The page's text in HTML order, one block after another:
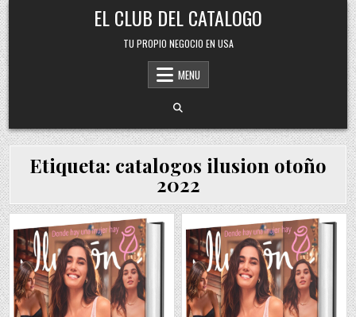
Skip
to
content
EL CLUB DEL CATALOGO
TU PROPIO NEGOCIO EN USA
MENU
Etiqueta: catalogos ilusion otoño
2022
Posted
in
Posted
in